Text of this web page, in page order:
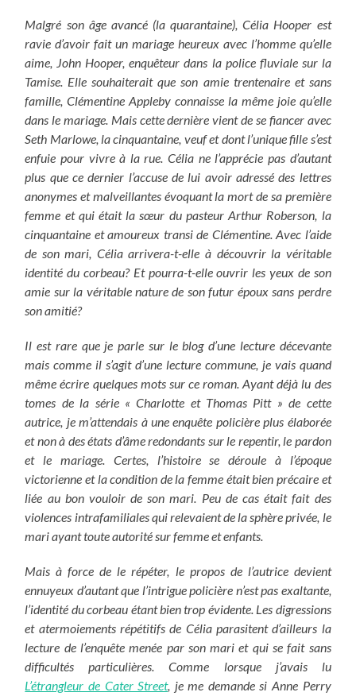
Malgré son âge avancé (la quarantaine), Célia Hooper est
ravie d’avoir fait un mariage heureux avec l’homme qu’elle
aime, John Hooper, enquêteur dans la police fluviale sur la
Tamise. Elle souhaiterait que son amie trentenaire et sans
famille, Clémentine Appleby connaisse la même joie qu’elle
dans le mariage. Mais cette dernière vient de se fiancer avec
Seth Marlowe, la cinquantaine, veuf et dont l’unique fille s’est
enfuie pour vivre à la rue. Célia ne l’apprécie pas d’autant
plus que ce dernier l’accuse de lui avoir adressé des lettres
anonymes et malveillantes évoquant la mort de sa première
femme et qui était la sœur du pasteur Arthur Roberson, la
cinquantaine et amoureux transi de Clémentine. Avec l’aide
de son mari, Célia arrivera-t-elle à découvrir la véritable
identité du corbeau? Et pourra-t-elle ouvrir les yeux de son
amie sur la véritable nature de son futur époux sans perdre
son amitié?
Il est rare que je parle sur le blog d’une lecture décevante
mais comme il s’agit d’une lecture commune, je vais quand
même écrire quelques mots sur ce roman. Ayant déjà lu des
tomes de la série « Charlotte et Thomas Pitt » de cette
autrice, je m’attendais à une enquête policière plus élaborée
et non à des états d’âme redondants sur le repentir, le pardon
et le mariage. Certes, l’histoire se déroule à l’époque
victorienne et la condition de la femme était bien précaire et
liée au bon vouloir de son mari. Peu de cas était fait des
violences intrafamiliales qui relevaient de la sphère privée, le
mari ayant toute autorité sur femme et enfants.
Mais à force de le répéter, le propos de l’autrice devient
ennuyeux d’autant que l’intrigue policière n’est pas exaltante,
l’identité du corbeau étant bien trop évidente. Les digressions
et atermoiements répétitifs de Célia parasitent d’ailleurs la
lecture de l’enquête menée par son mari et qui se fait sans
difficultés particulières. Comme lorsque j’avais lu
L’étrangleur de Cater Street, je me demande si Anne Perry